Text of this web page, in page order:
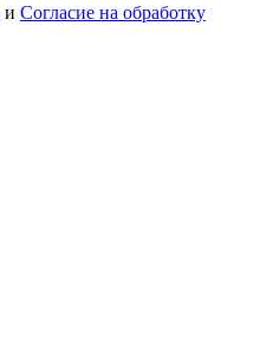
и Согласие на обработку